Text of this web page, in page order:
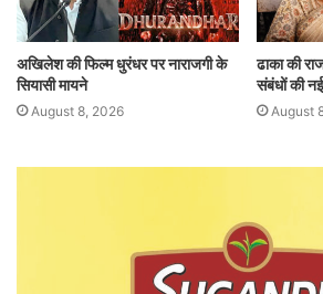
अखिलेश की फिल्म धुरंधर पर नाराजगी के
सियासी मायने
August 8, 2026
ढाका की
संबंधों की नई
August